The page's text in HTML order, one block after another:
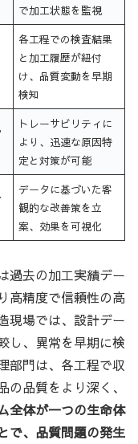
で加工状態を監視
各工程での検査結果
と加工履歴が紐付
け、品質変動を早期
検知
トレーサビリティに
より、迅速な原因特
定と対策が可能
データに基づいた客
観的な改善策を立
案、効果を可視化
過去の加工実績デー
高精度で信頼性の高
現場では、設計デー
し、異常を早期に検
部門は、各工程で収
品質をより深く、
全体が一つの生命体
で、品質問題の発生